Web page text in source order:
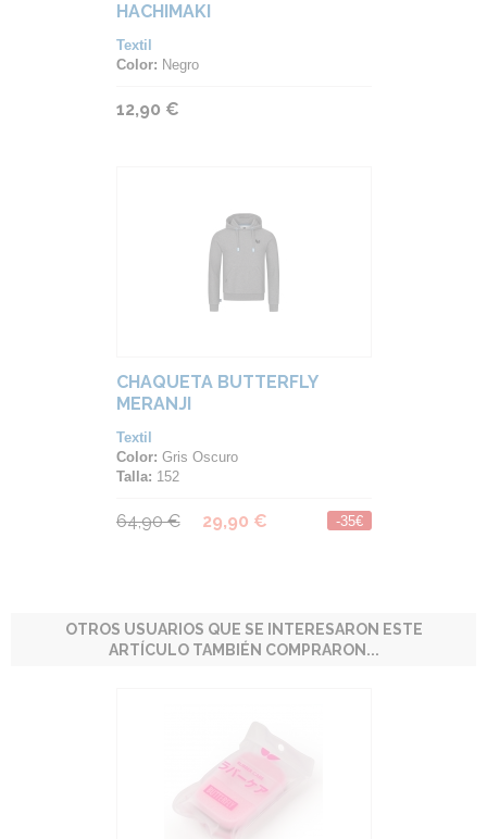
HACHIMAKI
Textil
Color: Negro
12,90 €
CHAQUETA BUTTERFLY
MERANJI
Textil
Color: Gris Oscuro
Talla: 152
64,90 € 29,90 € -35€
OTROS USUARIOS QUE SE INTERESARON ESTE
ARTÍCULO TAMBIÉN COMPRARON...